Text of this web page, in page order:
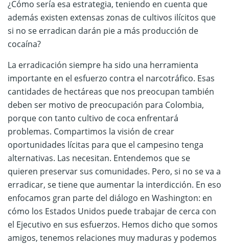
¿Cómo sería esa estrategia, teniendo en cuenta que
además existen extensas zonas de cultivos ilícitos que
si no se erradican darán pie a más producción de
cocaína?
La erradicación siempre ha sido una herramienta
importante en el esfuerzo contra el narcotráfico. Esas
cantidades de hectáreas que nos preocupan también
deben ser motivo de preocupación para Colombia,
porque con tanto cultivo de coca enfrentará
problemas. Compartimos la visión de crear
oportunidades lícitas para que el campesino tenga
alternativas. Las necesitan. Entendemos que se
quieren preservar sus comunidades. Pero, si no se va a
erradicar, se tiene que aumentar la interdicción. En eso
enfocamos gran parte del diálogo en Washington: en
cómo los Estados Unidos puede trabajar de cerca con
el Ejecutivo en sus esfuerzos. Hemos dicho que somos
amigos, tenemos relaciones muy maduras y podemos